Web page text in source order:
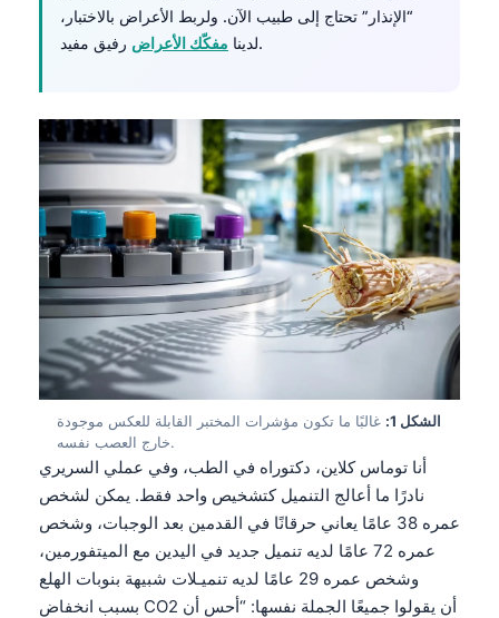
“الإنذار” تحتاج إلى طبيب الآن. ولربط الأعراض بالاختبار،
لدينا مفكّك الأعراض رفيق مفيد.
الشكل 1:
غالبًا ما تكون مؤشرات المختبر القابلة للعكس موجودة
خارج العصب نفسه.
أنا توماس كلاين، دكتوراه في الطب، وفي عملي السريري
نادرًا ما أعالج التنميل كتشخيص واحد فقط. يمكن لشخص
عمره 38 عامًا يعاني حرقانًا في القدمين بعد الوجبات، وشخص
عمره 72 عامًا لديه تنميل جديد في اليدين مع الميتفورمين،
وشخص عمره 29 عامًا لديه تنميـلات شبيهة بنوبات الهلع
بسبب انخفاض CO2 أن يقولوا جميعًا الجملة نفسها: “أحس أن